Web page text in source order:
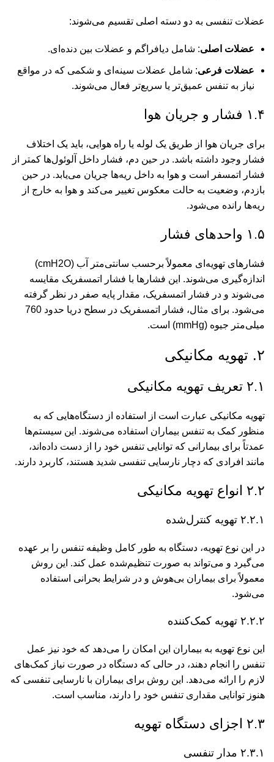
عضلات تنفسی به دو دسته اصلی تقسیم می‌شوند:
عضلات اصلی: شامل دیافراگم و عضلات بین دنده‌ای.
عضلات فرعی: شامل عضلات سینه‌ای و شکمی که در مواقع
نیاز به تنفس عمیق‌تر یا سریع‌تر فعال می‌شوند.
۱.۴ فشار و جریان هوا
برای جریان هوا از طریق یک لوله یا راه هوایی، باید یک اختلاف
فشار وجود داشته باشد. در حین دم، فشار داخل آلوئول‌ها کمتر از
فشار اتمسفر است و هوا به داخل ریه‌ها جریان می‌یابد. در حین
بازدم، وضعیت به حالت معکوس تغییر می‌کند و هوا به خارج از
ریه‌ها رانده می‌شود.
۱.۵ واحدهای فشار
فشارهای تهویه‌ای معمولاً برحسب سانتی‌متر آب (cmH2O)
اندازه‌گیری می‌شوند. این فشارها با فشار اتمسفریک مقایسه
می‌شوند و در فشار اتمسفریک، مقدار پایه صفر در نظر گرفته
می‌شود. برای مثال، فشار اتمسفریک در سطح دریا حدود 760
میلی‌متر جیوه (mmHg) است.
۲. تهویه مکانیکی
۲.۱ تعریف تهویه مکانیکی
تهویه مکانیکی عبارت است از استفاده از دستگاه‌هایی که به
منظور کمک به تنفس بیماران استفاده می‌شوند. این سیستم‌ها
عمدتاً برای بیمارانی که توانایی تنفس خود را از دست داده‌اند،
مانند افرادی که دچار نارسایی تنفسی شدید هستند، کاربرد دارند.
۲.۲ انواع تهویه مکانیکی
۲.۲.۱ تهویه کنترل‌شده
در این نوع تهویه، دستگاه به طور کامل وظیفه تنفس را بر عهده
می‌گیرد و می‌تواند به صورت تنظیم‌شده عمل کند. این روش
معمولاً برای بیماران بی‌هوش و در شرایط بحرانی استفاده
می‌شود.
۲.۲.۲ تهویه کمک‌کننده
این نوع تهویه به بیماران این امکان را می‌دهد که خود نیز عمل
تنفس را انجام دهند، در حالی که دستگاه در صورت نیاز کمک‌های
لازم را ارائه می‌دهد. این روش برای بیماران با نارسایی تنفسی که
هنوز توانایی مقداری تنفس خود را دارند، مناسب است.
۲.۳ اجزای دستگاه تهویه
۲.۳.۱ مدار تنفسی